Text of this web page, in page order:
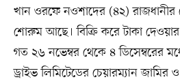
খান ওরফে নওশাদের (৪২) রাজধানীর
শোরুম আছে। বিক্রি করে টাকা
গত ২৬ নভেম্বর থেকে ৪ ডিসেম্বরের
ড্রাইভ লিমিটেডের চেয়ারম্যান জামির